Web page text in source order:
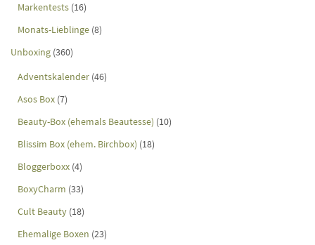
Markentests (16)
Monats-Lieblinge (8)
Unboxing (360)
Adventskalender (46)
Asos Box (7)
Beauty-Box (ehemals Beautesse) (10)
Blissim Box (ehem. Birchbox) (18)
Bloggerboxx (4)
BoxyCharm (33)
Cult Beauty (18)
Ehemalige Boxen (23)